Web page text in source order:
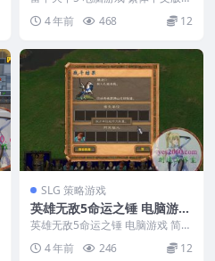
7支援win11 win10 win7 &nbs...
4 年前 468 12
SLG 策略游戏
英雄无敌5命运之锤 电脑游戏
简体中文版 支援win11 win1
0 win7
英雄无敌5命运之锤 电脑游戏 简体
中文版 支援win11 win10 win7 ...
4 年前 246 12